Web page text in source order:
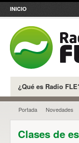
INICIO
¿Qué es Radio
Portada Novedades
Clases de